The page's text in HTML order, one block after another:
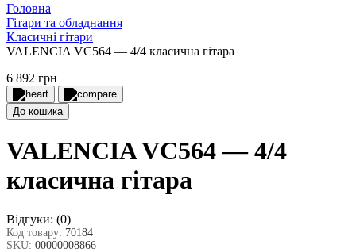
Головна
Гітари та обладнання
Класичні гітари
VALENCIA VC564 — 4/4 класична гітара
6 892 грн
До кошика
VALENCIA VC564 — 4/4
класична гітара
Відгуки: (0)
Код товару: 70184
SKU: 00000008866